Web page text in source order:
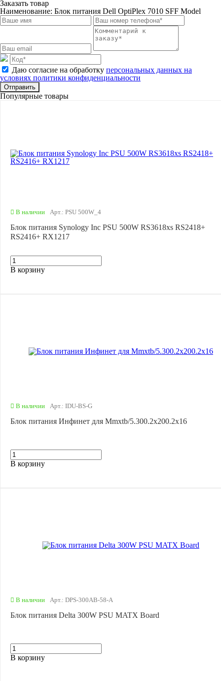
Заказать товар
Наименование: Блок питания Dell OptiPlex 7010 SFF Model
Даю согласие на обработку персональных данных на
условиях политики конфиденциальности
Отправить
Популярные товары
В наличии Арт.: PSU 500W_4
Блок питания Synology Inc PSU 500W RS3618xs RS2418+
RS2416+ RX1217
В корзину
В наличии Арт.: IDU-BS-G
Блок питания Инфинет для Mmxtb/5.300.2x200.2x16
В корзину
В наличии Арт.: DPS-300AB-58-A
Блок питания Delta 300W PSU MATX Board
В корзину